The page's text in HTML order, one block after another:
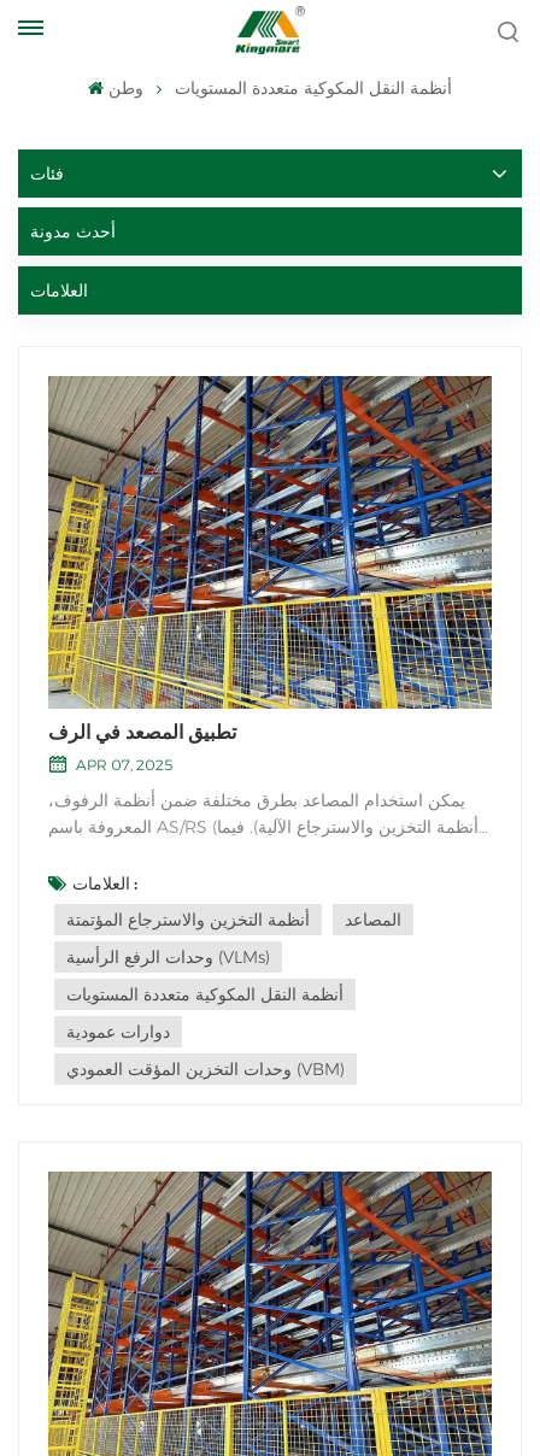
وطن أنظمة النقل المكوكية متعددة المستويات
فئات
أحدث مدونة
العلامات
تطبيق المصعد في الرف
APR 07, 2025
يمكن استخدام المصاعد بطرق مختلفة ضمن أنظمة الرفوف،
المعروفة باسم AS/RS (أنظمة التخزين والاسترجاع الآلية). فيما
(VLMs): وحدات الرفع العمودية هي هياكل عمودية طويلة مزودة
بسلسلة من الصواني أو الأرفف التي تتحرك صعودًا وهبوطًا
تلقائيًا. تُستخدم آلية...
العلامات :
أنظمة التخزين والاسترجاع المؤتمتة
المصاعد
وحدات الرفع الرأسية (VLMs)
أنظمة النقل المكوكية متعددة المستويات
دوارات عمودية
وحدات التخزين المؤقت العمودي (VBM)